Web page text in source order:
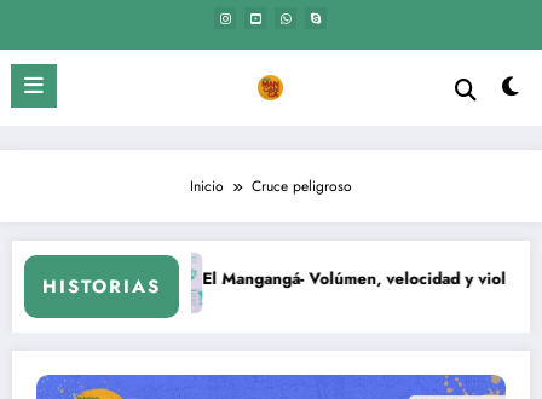
contenido
Inicio Cruce peligroso
HISTORIAS
El Mangangá- Volúmen, velocidad y violencia.